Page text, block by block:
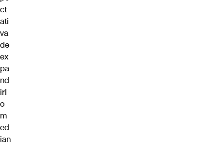
ct
ati
va
de
ex
pa
nd
irl
o
m
ed
ian